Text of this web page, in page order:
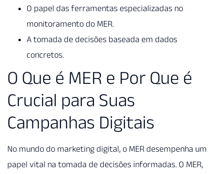
O papel das ferramentas especializadas no
monitoramento do MER.
A tomada de decisões baseada em dados
concretos.
O Que é MER e Por Que é
Crucial para Suas
Campanhas Digitais
No mundo do marketing digital, o MER desempenha um
papel vital na tomada de decisões informadas. O MER,